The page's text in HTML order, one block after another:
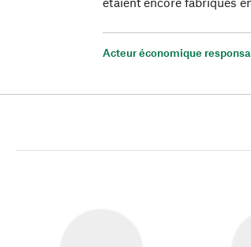
Acteur économique